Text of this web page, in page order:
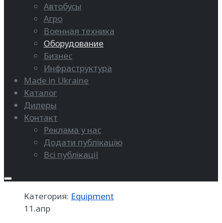
Автобусы
Агро
Военная техника
Оборудование
Бизнес
Инфраструктура
Made in Ukraine
Каталог
Дилеры
Контакт
Реклама у нас
Додати публікацію
Всі публікації
Категория: Equipment
11.апр